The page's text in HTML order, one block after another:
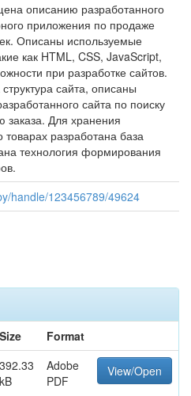
описанию разработанного
приложения по продаже
Описаны используемые
как HTML, CSS, JavaScript,
при разработке сайтов.
сайта, описаны
сайта по поиску
Для хранения
разработана база
технология формирования
handle/123456789/49624
Size
Format
392.33
kB
Adobe
PDF
View/Open